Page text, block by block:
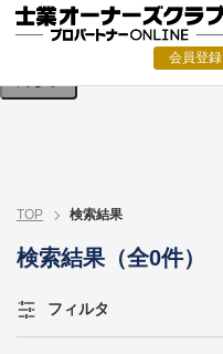
会員登録
検索条件を入力してください。
TOP 検索結果
検索結果（全0件）
フィルタ